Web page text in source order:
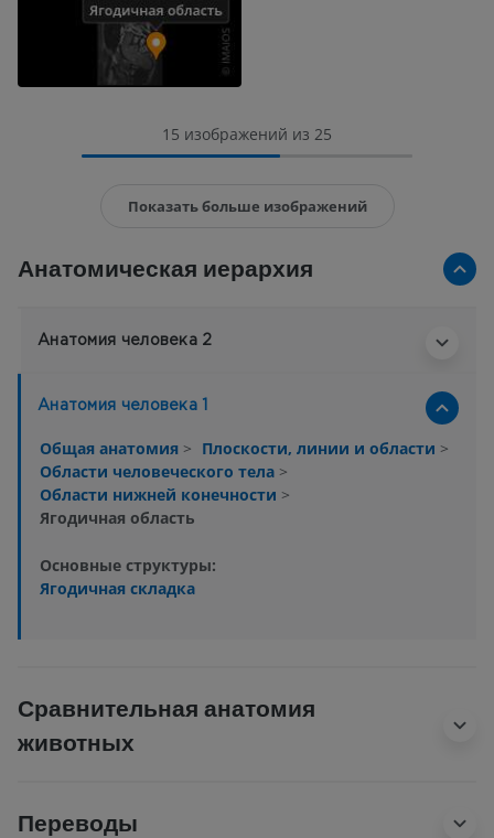
15 изображений из 25
Показать больше изображений
Анатомическая иерархия
Анатомия человека 2
Анатомия человека 1
Общая анатомия > Плоскости, линии и области >
Области человеческого тела >
Области нижней конечности >
Ягодичная область
Основные структуры:
Ягодичная складка
Сравнительная анатомия
животных
Переводы